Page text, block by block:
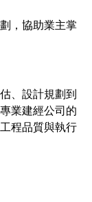
，協助業主掌
、設計規劃到
業建經公司的
程品質與執行